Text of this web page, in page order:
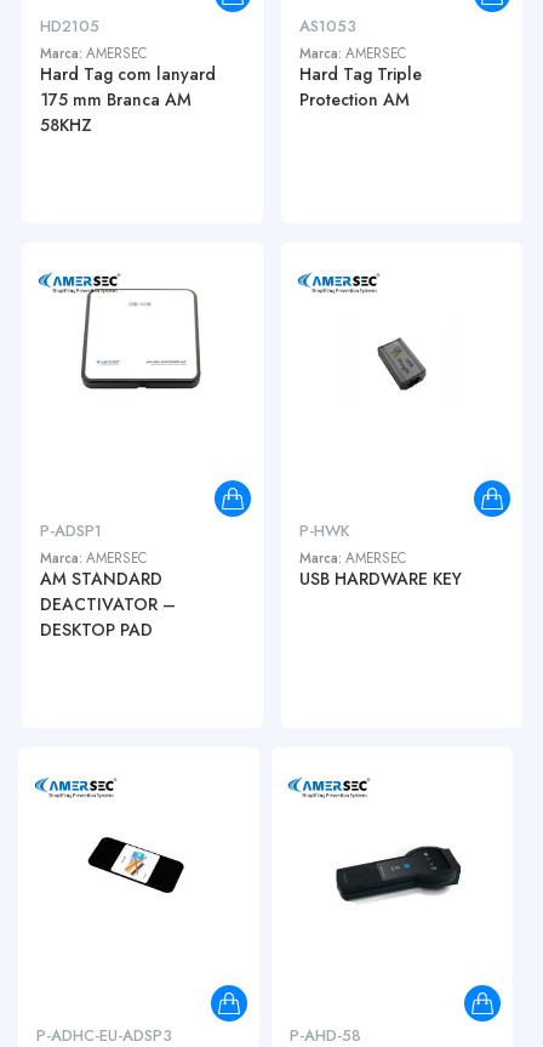
HD2105
Marca: AMERSEC
Hard Tag com lanyard
175 mm Branca AM
58KHZ
AS1053
Marca: AMERSEC
Hard Tag Triple
Protection AM
P-ADSP1
Marca: AMERSEC
AM STANDARD
DEACTIVATOR –
DESKTOP PAD
P-HWK
Marca: AMERSEC
USB HARDWARE KEY
P-ADHC-EU-ADSP3 P-AHD-58